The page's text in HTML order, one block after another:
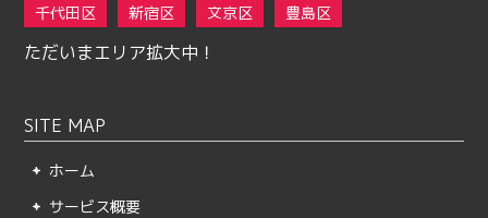
千代田区
新宿区 文京区 豊島区
ただいまエリア拡大中！
SITE MAP
ホーム
サービス概要